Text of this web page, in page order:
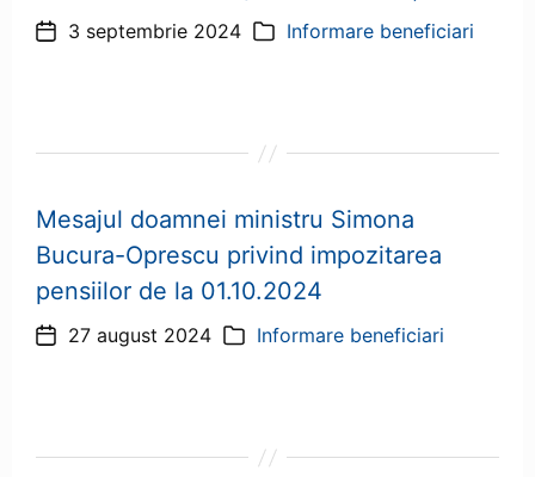
Dată3 septembrie 2024 Categorii
Informare beneficiari
Mesajul doamnei ministru Simona
Bucura-Oprescu privind impozitarea
pensiilor de la 01.10.2024
Dată27 august 2024 Categorii
Informare beneficiari